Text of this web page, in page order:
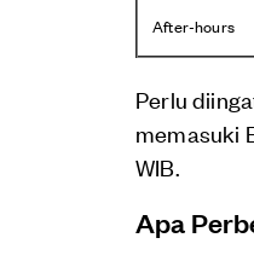
After-hours
Perlu
memasuki
WIB.
Apa